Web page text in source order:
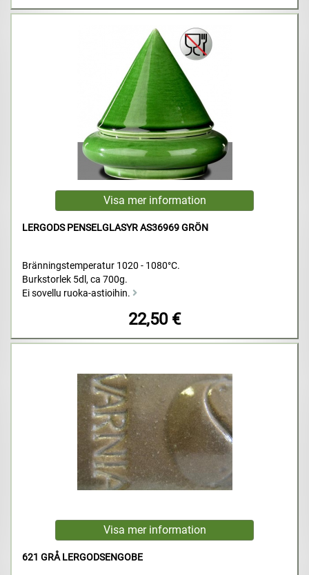
LERGODS PENSELGLASYR AS36969 GRÖN
Bränningstemperatur 1020 - 1080°C.
Burkstorlek 5dl, ca 700g.
Ei sovellu ruoka-astioihin.
22,50 €
621 GRÅ LERGODSENGOBE